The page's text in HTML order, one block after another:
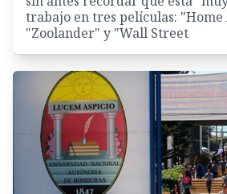
trabajo en tres películas: "Home
"Zoolander" y "Wall Street